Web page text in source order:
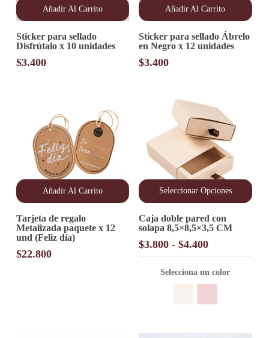
Añadir Al Carrito
Sticker para sellado
Disfrútalo x 10 unidades
$3.400
Añadir Al Carrito
Sticker para sellado Ábrelo
en Negro x 12 unidades
$3.400
Añadir Al Carrito
Tarjeta de regalo
Metalizada paquete x 12
und (Feliz día)
$22.800
Seleccionar Opciones
producto
tiene
múltiples
variantes.
opciones
Caja doble pared con
solapa 8,5×8,5×3,5 CM
$3.800 - $4.400Rango
precios:
desde
Selecciona un color